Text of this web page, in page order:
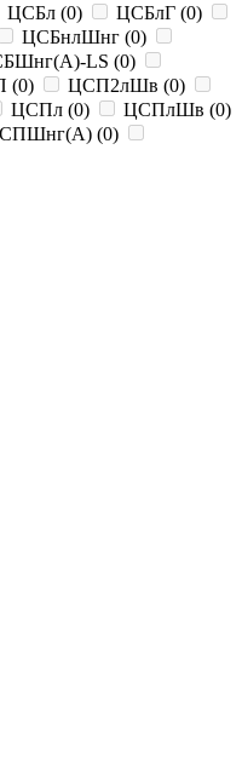
ЦСБл (0) ЦСБлГ (0)
ЦСБнлШнг (0)
LS (0)
(0) ЦСП2лШв (0)
ЦСПл (0) ЦСПлШв (0)
(0)